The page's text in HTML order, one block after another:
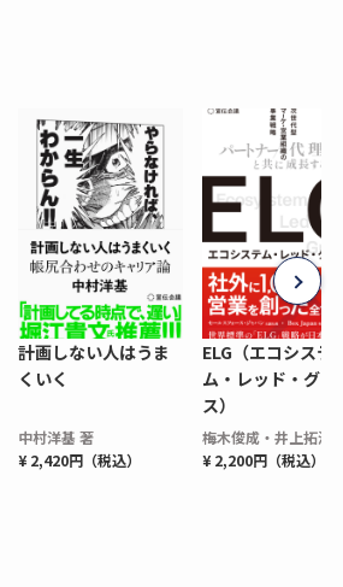
計画しない人はうま
くいく
中村洋基 著
¥ 2,420円（税込）
ELG（エコシステ
ム・レッド・グロ
ス）
梅木俊成・井上拓海
¥ 2,200円（税込）